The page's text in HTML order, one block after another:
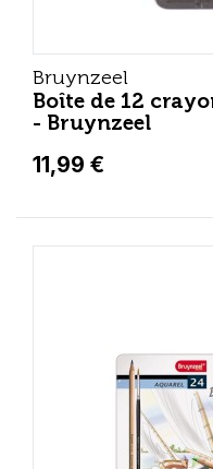
Bruynzeel
Boîte de 12
- Bruynzeel
11,99 €